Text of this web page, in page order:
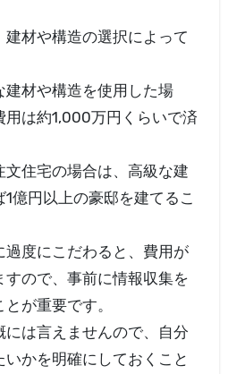
材や構造の選択によって
建材や構造を使用した場
は約1,000万円くらいで済
住宅の場合は、高級な建
億円以上の豪邸を建てるこ
過度にこだわると、費用が
ので、事前に情報収集を
が重要です。
は言えませんので、自分
かを明確にしておくこと